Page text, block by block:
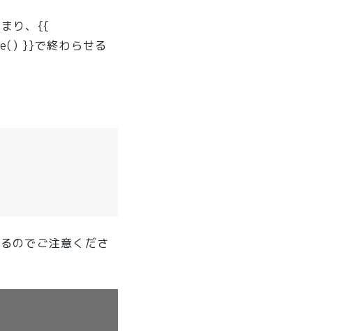
り、{{
}}で終わらせる
のでご注意くださ